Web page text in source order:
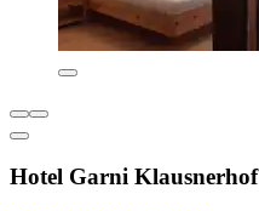
Hotel Garni Klausnerhof